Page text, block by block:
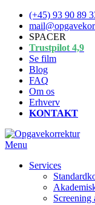
Spring
indhold
(+45) 93 90 89
SPACER
Trustpilot 4,9
Se film
Blog
FAQ
Om os
Erhverv
KONTAKT
Menu
Services
Screening